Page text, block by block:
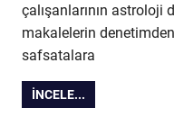
çalışanlarının astroloji
makalelerin
safsatalara
İNCELE...